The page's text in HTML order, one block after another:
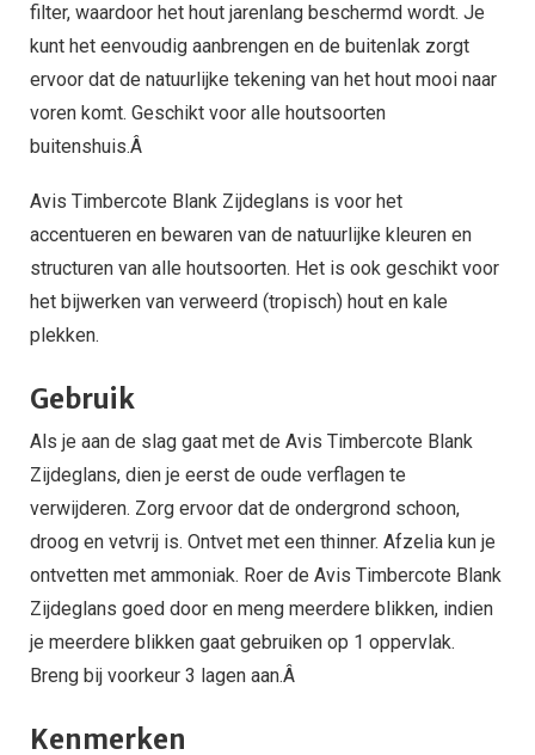
filter, waardoor het hout jarenlang beschermd wordt. Je
kunt het eenvoudig aanbrengen en de buitenlak zorgt
ervoor dat de natuurlijke tekening van het hout mooi naar
voren komt. Geschikt voor alle houtsoorten
buitenshuis.Â
Avis Timbercote Blank Zijdeglans is voor het
accentueren en bewaren van de natuurlijke kleuren en
structuren van alle houtsoorten. Het is ook geschikt voor
het bijwerken van verweerd (tropisch) hout en kale
plekken.
Gebruik
Als je aan de slag gaat met de Avis Timbercote Blank
Zijdeglans, dien je eerst de oude verflagen te
verwijderen. Zorg ervoor dat de ondergrond schoon,
droog en vetvrij is. Ontvet met een thinner. Afzelia kun je
ontvetten met ammoniak. Roer de Avis Timbercote Blank
Zijdeglans goed door en meng meerdere blikken, indien
je meerdere blikken gaat gebruiken op 1 oppervlak.
Breng bij voorkeur 3 lagen aan.Â
Kenmerken